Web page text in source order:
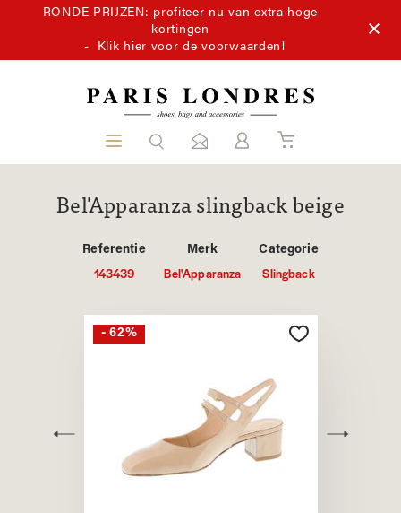
RONDE PRIJZEN: profiteer nu van extra hoge
kortingen
- Klik hier voor de voorwaarden!
Bel'Apparanza slingback beige
Referentie
143439
Merk
Bel'Apparanza
Categorie
Slingback
- 62%